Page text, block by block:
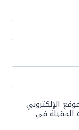
الإلكتروني
المقبلة في